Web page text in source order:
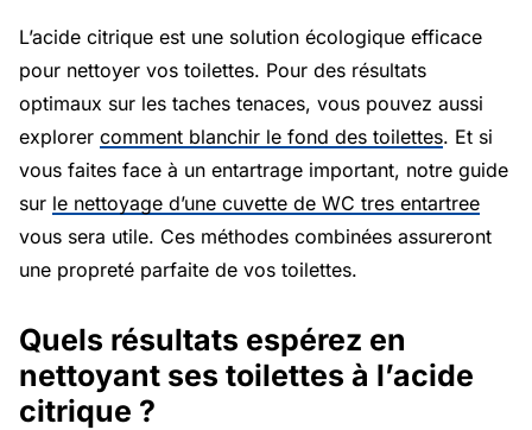
L’acide citrique est une solution écologique efficace
pour nettoyer vos toilettes. Pour des résultats
optimaux sur les taches tenaces, vous pouvez aussi
explorer comment blanchir le fond des toilettes. Et si
vous faites face à un entartrage important, notre guide
sur le nettoyage d’une cuvette de WC tres entartree
vous sera utile. Ces méthodes combinées assureront
une propreté parfaite de vos toilettes.
Quels résultats espérez en
nettoyant ses toilettes à l’acide
citrique ?